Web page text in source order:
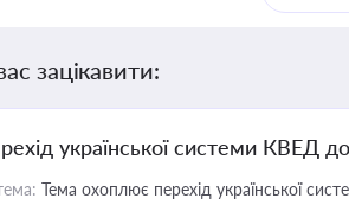
зацікавити:
української системи КВЕД
Тема охоплює перехід української